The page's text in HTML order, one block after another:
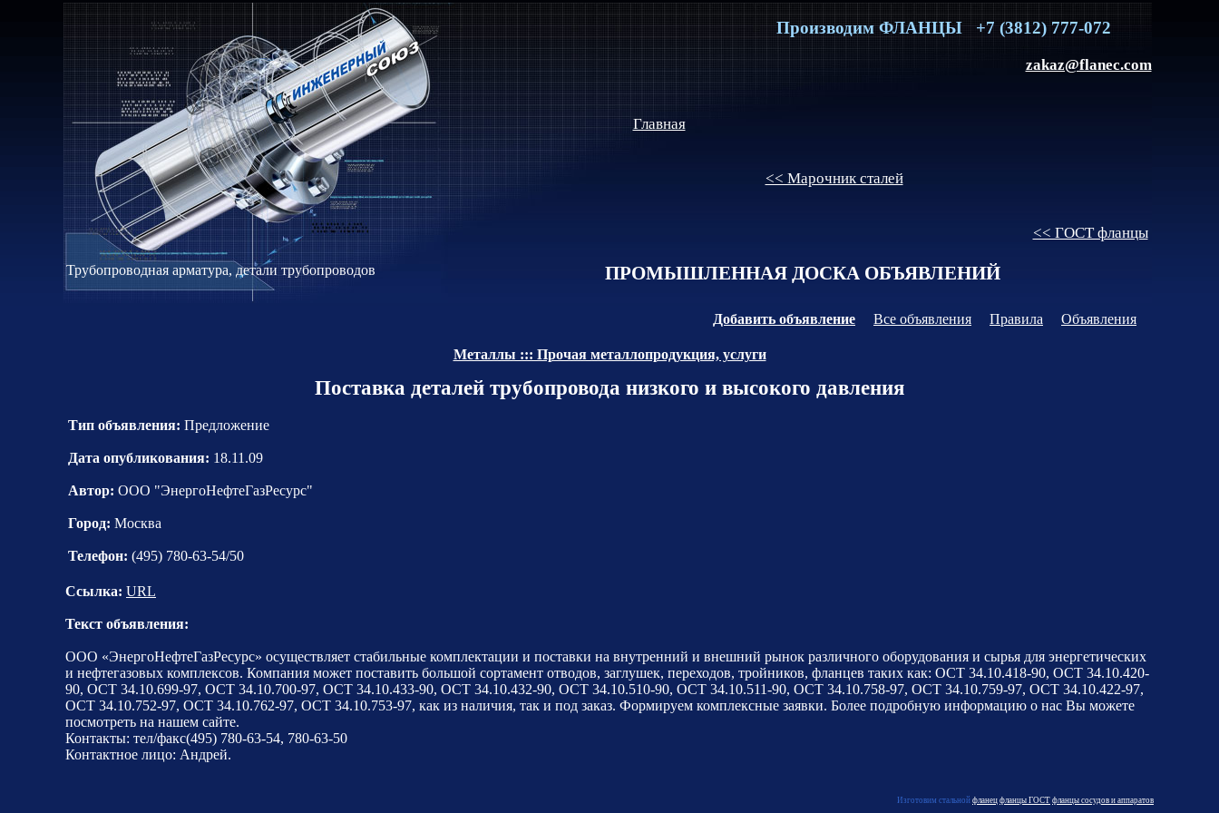
Трубопроводная арматура, детали трубопроводов
ПроизводимФЛАНЦЫ+7 (3812) 777-072
zakaz@flanec.com
Главная
<< Марочник сталей
<< ГОСТ фланцы
ПРОМЫШЛЕННАЯ ДОСКА ОБЪЯВЛЕНИЙ
Добавить объявление Все объявления Правила Объявления
Металлы ::: Прочая металлопродукция, услуги
Поставка деталей трубопровода низкого и высокого давления
Тип объявления: Предложение
Дата опубликования: 18.11.09
Автор: ООО "ЭнергоНефтеГазРесурс"
Город: Москва
Телефон: (495) 780-63-54/50
Ссылка: URL
Текст объявления:
ООО «ЭнергоНефтеГазРесурс» осуществляет стабильные комплектации и поставки на внутренний и внешний рынок различного оборудования и сырья для энергетических
и нефтегазовых комплексов. Компания может поставить большой сортамент отводов, заглушек, переходов, тройников, фланцев таких как: ОСТ 34.10.418-90, ОСТ 34.10.420-
90, ОСТ 34.10.699-97, ОСТ 34.10.700-97, ОСТ 34.10.433-90, ОСТ 34.10.432-90, ОСТ 34.10.510-90, ОСТ 34.10.511-90, ОСТ 34.10.758-97, ОСТ 34.10.759-97, ОСТ 34.10.422-97,
ОСТ 34.10.752-97, ОСТ 34.10.762-97, ОСТ 34.10.753-97, как из наличия, так и под заказ. Формируем комплексные заявки. Более подробную информацию о нас Вы можете
посмотреть на нашем сайте.
Контакты: тел/факс(495) 780-63-54, 780-63-50
Контактное лицо: Андрей.
Изготовим стальной фланец фланцы ГОСТ фланцы сосудов и аппаратов